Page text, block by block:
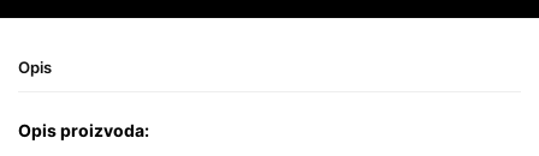
Opis
Opis proizvoda: